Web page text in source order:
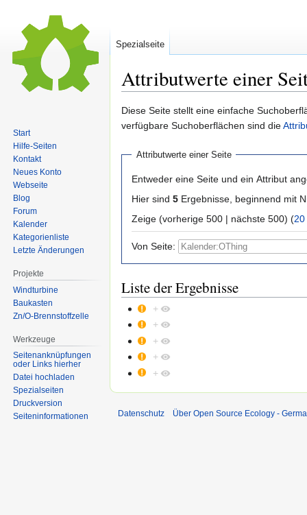
Attributwerte einer
Zur
Navigation
Zur
Suche
Diese Seite stellt eine einfache
verfügbare Suchoberflächen sind die
Attributwerte einer Seite
Entweder eine Seite und ein Attribut
Hier sind 5 Ergebnisse, beginnend mit
Zeige (vorherige 500 | nächste 500) (20
Von Seite:
Liste der Ergebnisse
+
+
+
+
+
Spezialseite
Start
Hilfe-Seiten
Kontakt
Neues Konto
Webseite
Blog
Forum
Kalender
Kategorienliste
Letzte Änderungen
Projekte
Windturbine
Baukasten
Zn/O-Brennstoffzelle
Werkzeuge
Seitenanknüpfungen
oder Links hierher
Datei hochladen
Spezialseiten
Druckversion
Seiten­informationen
Datenschutz Über Open Source Ecology -